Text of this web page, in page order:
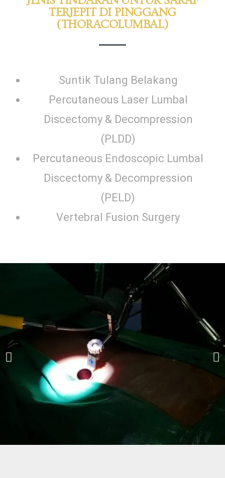
TERJEPIT DI PINGGANG
(THORACOLUMBAL)
Suntik Tulang Belakang
Percutaneous Laser Lumbal
Discectomy & Decompression
(PLDD)
Percutaneous Endoscopic Lumbal
Discectomy & Decompression
(PELD)
Vertebral Fusion Surgery